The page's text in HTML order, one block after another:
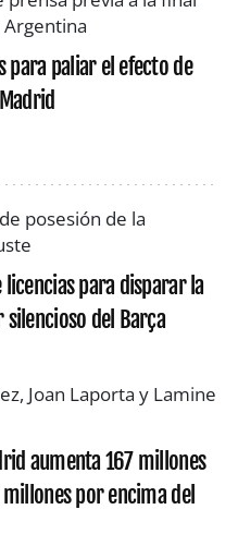
para paliar el efecto de
para disparar la
del Barça
aumenta 167 millones
por encima del